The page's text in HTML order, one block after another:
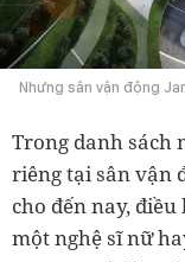
Nhưng sân vận động
Trong danh sách
riêng tại sân vận
cho đến nay,
một nghệ sĩ nữ